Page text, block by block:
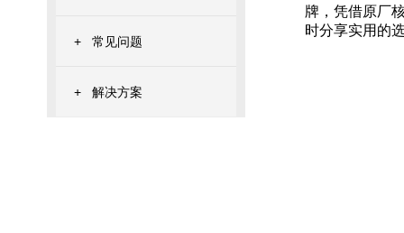
+ 常见问题
+ 解决方案
牌，凭借原厂
时分享实用的